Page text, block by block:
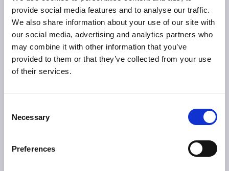
provide social media features and to analyse our traffic.
We also share information about your use of our site with
our social media, advertising and analytics partners who
may combine it with other information that you’ve
provided to them or that they’ve collected from your use
of their services.
Selection
Necessary
Preferences
Posljednje novosti